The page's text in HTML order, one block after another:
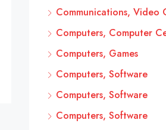
Communications, Video
Computers, Computer
Computers, Games
Computers, Software
Computers, Software
Computers, Software